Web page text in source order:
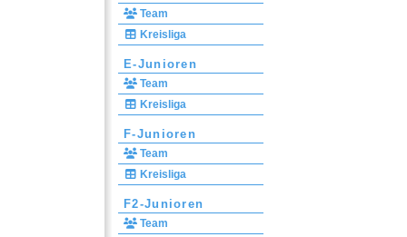
Team
Kreisliga
E-Junioren
Team
Kreisliga
F-Junioren
Team
Kreisliga
F2-Junioren
Team